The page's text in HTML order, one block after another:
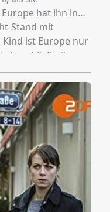
hat ihn in
Stand mit
ist Europe nur
beschließt, ihrem
finden und mit
nach Berlin
Bomber
Bomber
Frust
verhökern,
auf Spurensuche
mit jeweils
das ungleiche